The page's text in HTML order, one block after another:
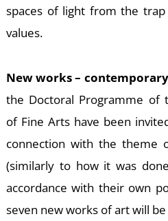
spaces of light from the
values.
New works –
the Doctoral Programme of
of Fine Arts have been
connection with the theme
(similarly to how it was
accordance with their own
seven new works of art will